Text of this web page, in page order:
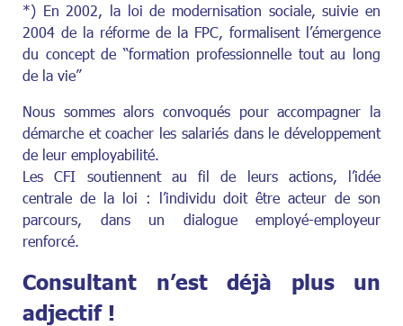
*) En 2002, la loi de modernisation sociale, suivie en
2004 de la réforme de la FPC, formalisent l’émergence
du concept de “formation professionnelle tout au long
de la vie”
Nous sommes alors convoqués pour accompagner la
démarche et coacher les salariés dans le développement
de leur employabilité.
Les CFI soutiennent au fil de leurs actions, l’idée
centrale de la loi : l’individu doit être acteur de son
parcours, dans un dialogue employé-­employeur
renforcé.
Consultant n’est déjà plus un
adjectif !